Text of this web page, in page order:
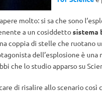
molto: si sa che sono
a un cosiddettosistema
coppia di stelle che ruotano
dell’esplosione è una
che lo studio apparso su
di risalire allo scenario così